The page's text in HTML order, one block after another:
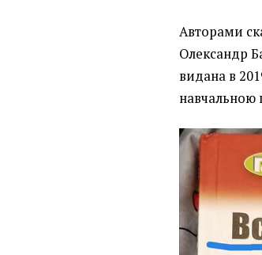
Авторами
Олександр
видана в
навчальною